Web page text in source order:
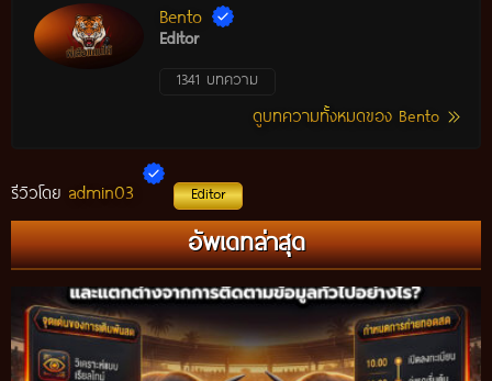
Bento
Editor
1341 บทความ
ดูบทความทั้งหมดของ Bento
รีวิวโดย admin03 Editor
อัพเดทล่าสุด